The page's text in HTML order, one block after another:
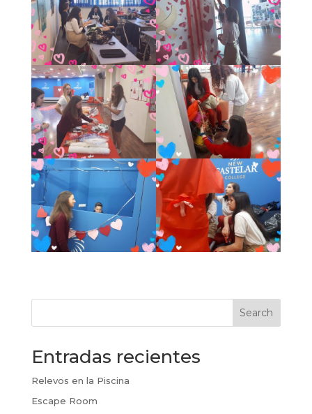
Search
Entradas recientes
Relevos en la Piscina
Escape Room